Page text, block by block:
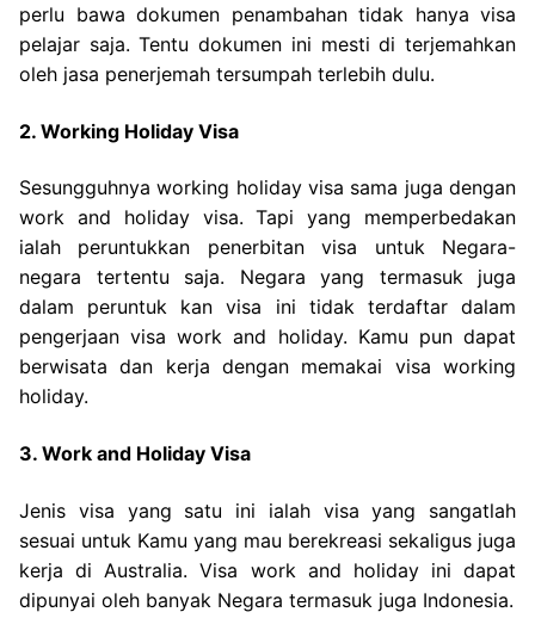
perlu bawa dokumen penambahan tidak hanya visa
pelajar saja. Tentu dokumen ini mesti di terjemahkan
oleh jasa penerjemah tersumpah terlebih dulu.
2. Working Holiday Visa
Sesungguhnya working holiday visa sama juga dengan
work and holiday visa. Tapi yang memperbedakan
ialah peruntukkan penerbitan visa untuk Negara-
negara tertentu saja. Negara yang termasuk juga
dalam peruntuk kan visa ini tidak terdaftar dalam
pengerjaan visa work and holiday. Kamu pun dapat
berwisata dan kerja dengan memakai visa working
holiday.
3. Work and Holiday Visa
Jenis visa yang satu ini ialah visa yang sangatlah
sesuai untuk Kamu yang mau berekreasi sekaligus juga
kerja di Australia. Visa work and holiday ini dapat
dipunyai oleh banyak Negara termasuk juga Indonesia.